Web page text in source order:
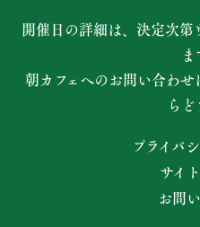
開催日の詳細は、決定次第
ま
朝カフェへのお問い合わ
らど
プライバ
サイ
お問